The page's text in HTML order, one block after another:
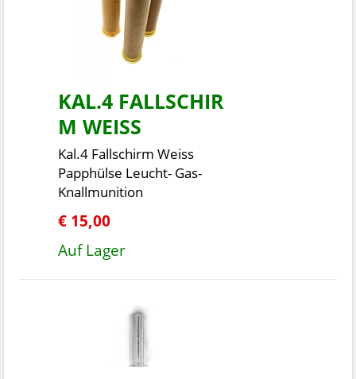
KAL.4 FALLSCHIR
M WEISS
Kal.4 Fallschirm Weiss
Papphülse Leucht- Gas-
Knallmunition
€ 15,00
Auf Lager